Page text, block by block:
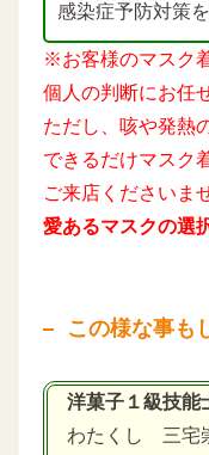
感染症予防対策
※お客様のマスク
個人の判断にお任
ただし、咳や発熱
できるだけマスク
ご来店くださいま
愛あるマスクの選
この様な事も
洋菓子１級技能
わたくし 三宅